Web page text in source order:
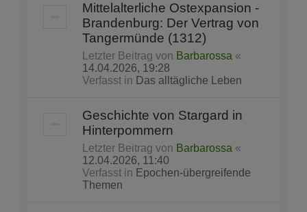
Mittelalterliche Ostexpansion -
Brandenburg: Der Vertrag von
Tangermünde (1312)
Letzter Beitrag von Barbarossa «
14.04.2026, 19:28
Verfasst in Das alltägliche Leben
Geschichte von Stargard in
Hinterpommern
Letzter Beitrag von Barbarossa «
12.04.2026, 11:40
Verfasst in Epochen-übergreifende
Themen